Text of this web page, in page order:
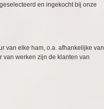
en ingekocht bij onze
van elke ham, o.a. afhankelijke van
van werken zijn de klanten van